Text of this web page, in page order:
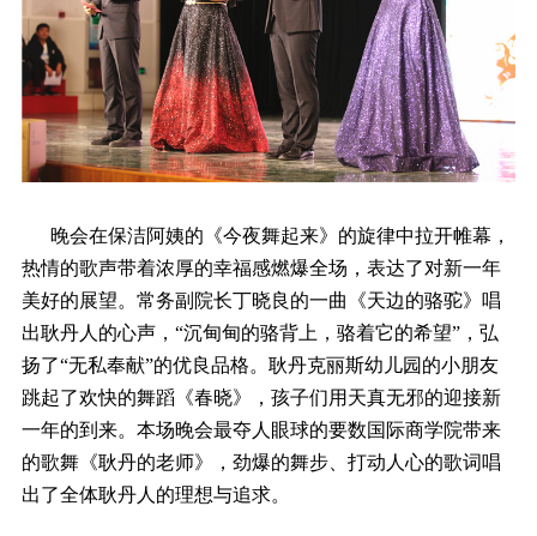
晚会在保洁阿姨的《今夜舞起来》的旋律中拉开帷幕，
热情的歌声带着浓厚的幸福感燃爆全场，表达了对新一年
美好的展望。常务副院长丁晓良的一曲《天边的骆驼》唱
出耿丹人的心声，“沉甸甸的骆背上，骆着它的希望”，弘
扬了“无私奉献”的优良品格。耿丹克丽斯幼儿园的小朋友
跳起了欢快的舞蹈《春晓》，孩子们用天真无邪的迎接新
一年的到来。本场晚会最夺人眼球的要数国际商学院带来
的歌舞《耿丹的老师》，劲爆的舞步、打动人心的歌词唱
出了全体耿丹人的理想与追求。